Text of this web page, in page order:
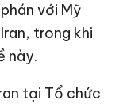
với Mỹ
trong khi
này.
tại Tổ chức